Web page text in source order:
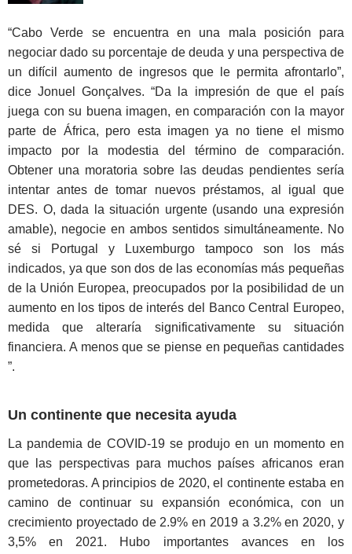
“Cabo Verde se encuentra en una mala posición para
negociar dado su porcentaje de deuda y una perspectiva de
un difícil aumento de ingresos que le permita afrontarlo”,
dice Jonuel Gonçalves. “Da la impresión de que el país
juega con su buena imagen, en comparación con la mayor
parte de África, pero esta imagen ya no tiene el mismo
impacto por la modestia del término de comparación.
Obtener una moratoria sobre las deudas pendientes sería
intentar antes de tomar nuevos préstamos, al igual que
DES. O, dada la situación urgente (usando una expresión
amable), negocie en ambos sentidos simultáneamente. No
sé si Portugal y Luxemburgo tampoco son los más
indicados, ya que son dos de las economías más pequeñas
de la Unión Europea, preocupados por la posibilidad de un
aumento en los tipos de interés del Banco Central Europeo,
medida que alteraría significativamente su situación
financiera. A menos que se piense en pequeñas cantidades
”.
Un continente que necesita ayuda
La pandemia de COVID-19 se produjo en un momento en
que las perspectivas para muchos países africanos eran
prometedoras. A principios de 2020, el continente estaba en
camino de continuar su expansión económica, con un
crecimiento proyectado de 2.9% en 2019 a 3.2% en 2020, y
3,5% en 2021. Hubo importantes avances en los